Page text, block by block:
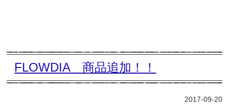
FLOWDIA 商品追加！！
2017-09-20